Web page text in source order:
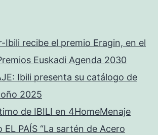
Ibili recibe el premio Eragin, en el
Euskadi Agenda 2030
Ibili presenta su catálogo de
2025
de IBILI en 4HomeMenaje
EL PAÍS “La sartén de Acero